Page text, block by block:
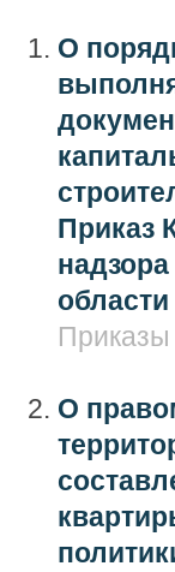
О
Приказ
Приказы
О